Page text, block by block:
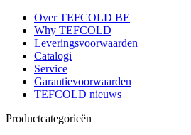
Over TEFCOLD BE
Why TEFCOLD
Leveringsvoorwaarden
Catalogi
Service
Garantievoorwaarden
TEFCOLD nieuws
Productcategorieën